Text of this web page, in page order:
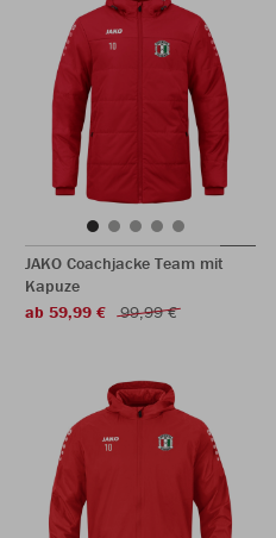
JAKO Coachjacke Team mit
Kapuze
ab 59,99 €
99,99 €